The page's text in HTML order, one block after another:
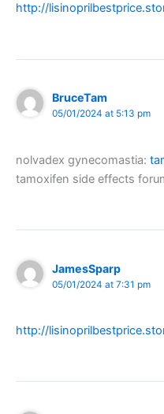
http://
BruceTam
05/01/2024 at 5:13 pm
nolvadex gynecomastia:
tamoxifen side effects
JamesSparp
05/01/2024 at 7:31 pm
http://